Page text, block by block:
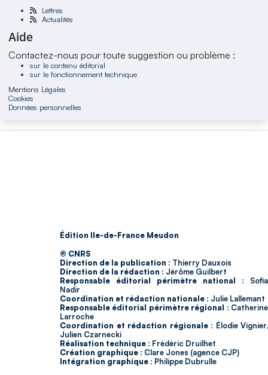
Lettres
Actualités
Aide
Contactez-nous pour toute suggestion ou problème :
sur le contenu éditorial
sur le fonctionnement technique
Mentions Légales
Cookies
Données personnelles
Édition Ile-de-France Meudon
© CNRS
Direction de la publication : Thierry Dauxois
Direction de la rédaction : Jérôme Guilbert
Responsable éditorial périmètre national : Sofia
Nadir
Coordination et rédaction nationale : Julie Lallemant
Responsable éditorial périmètre régional : Catherine
Larroche
Coordination et rédaction régionale : Élodie Vignier,
Julien Czarnecki
Réalisation technique : Frédéric Druilhet
Création graphique : Clare Jones (agence CJP)
Intégration graphique : Philippe Dubrulle